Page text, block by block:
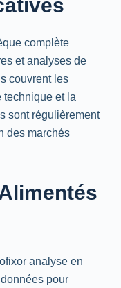
complète
et analyses de
couvrent les
technique et la
sont régulièrement
des marchés
analyse en
pour